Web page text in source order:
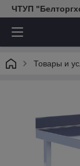
ЧТУП
Товары и